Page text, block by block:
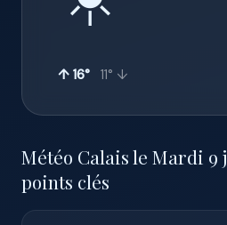
↑ 16° 11° ↓
Météo Calais le Mardi 9
points clés